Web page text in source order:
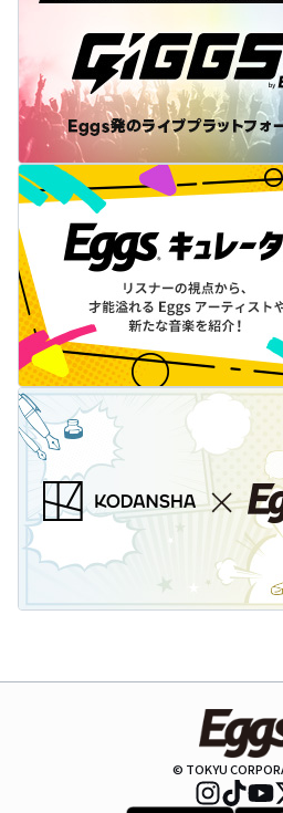
© TOKYU